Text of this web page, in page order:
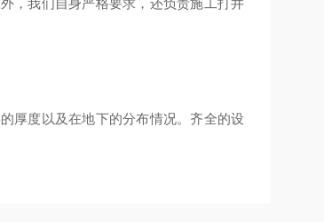
，我们自身严格要求，还负责施工打井
厚度以及在地下的分布情况。齐全的设